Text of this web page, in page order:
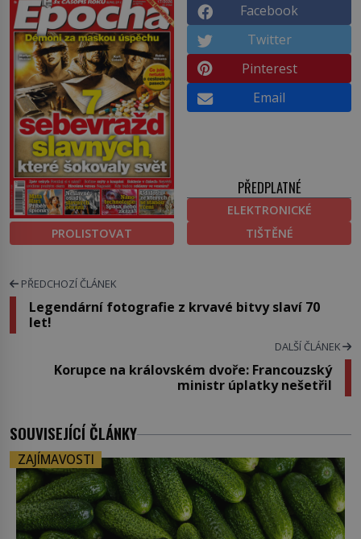
PROLISTOVAT
Facebook
Twitter
Pinterest
Email
PŘEDPLATNÉ
ELEKTRONICKÉ
TIŠTĚNÉ
PŘEDCHOZÍ ČLÁNEK
Legendární fotografie z krvavé bitvy slaví 70
let!
DALŠÍ ČLÁNEK
Korupce na královském dvoře: Francouzský
ministr úplatky nešetřil
SOUVISEJÍCÍ ČLÁNKY
ZAJÍMAVOSTI